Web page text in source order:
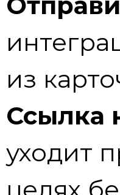
из
Ссылка
уходит